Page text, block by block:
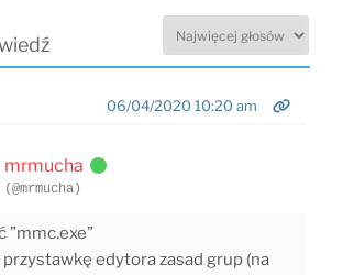
06/04/2020 10:20 am
mrmucha
(@mrmucha)
”mmc.exe”
przystawkę edytora zasad grup (na